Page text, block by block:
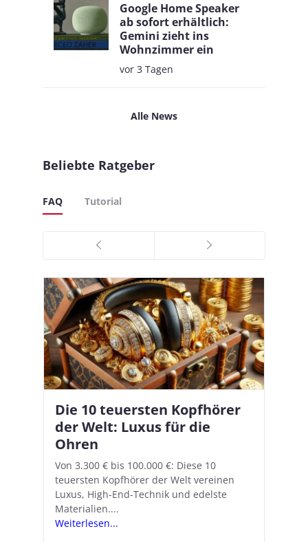
Google Home Speaker
ab sofort erhältlich:
Gemini zieht ins
Wohnzimmer ein
vor 3 Tagen
Alle News
Beliebte Ratgeber
FAQ Tutorial
Die 10 teuersten Kopfhörer
der Welt: Luxus für die
Ohren
Von 3.300 € bis 100.000 €: Diese 10
teuersten Kopfhörer der Welt vereinen
Luxus, High-End-Technik und edelste
Materialien....
Weiterlesen...
Apple AirPods Pro 2 und iOS
18.1: So richtet ihr das neue
Hörgeräte-Feature ein
Mit iOS 18.1 und den AirPods Pro 2
verwandelt Apple seine In-Ear-Kopfhörer
in kostengünstige Hörhilfen. In wenigen
Schritten...
Weiterlesen...